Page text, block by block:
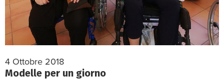
4 Ottobre 2018
Modelle per un giorno